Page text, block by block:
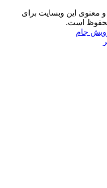
مادی و معنوی این وبسایت برای
است.
جام